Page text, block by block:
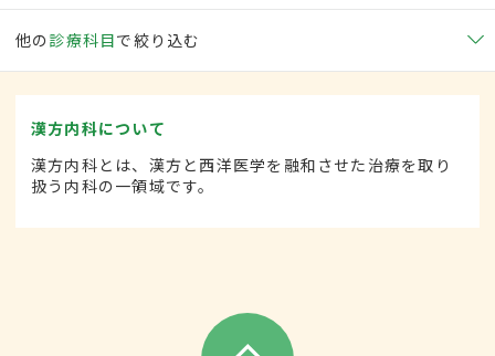
他の 診療科目で絞り込む
漢方内科について
漢方内科とは、漢方と西洋医学を融和させた治療を取り
扱う内科の一領域です。